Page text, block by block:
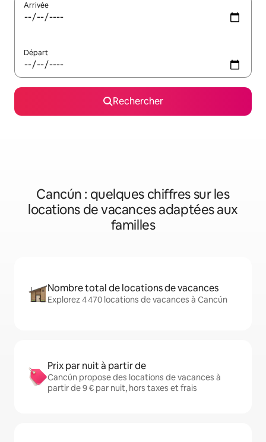
Arrivée
Départ
Rechercher
Cancún : quelques chiffres sur les
locations de vacances adaptées aux
familles
Nombre total de locations de vacances
Explorez 4 470 locations de vacances à Cancún
Prix par nuit à partir de
Cancún propose des locations de vacances à
partir de 9 € par nuit, hors taxes et frais